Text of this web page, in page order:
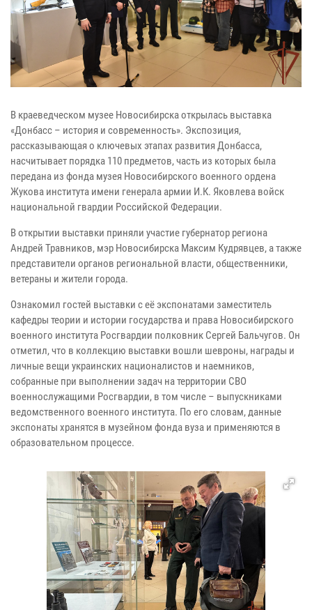
В краеведческом музее Новосибирска открылась выставка
«Донбасс – история и современность». Экспозиция,
рассказывающая о ключевых этапах развития Донбасса,
насчитывает порядка 110 предметов, часть из которых была
передана из фонда музея Новосибирского военного ордена
Жукова института имени генерала армии И.К. Яковлева войск
национальной гвардии Российской Федерации.
В открытии выставки приняли участие губернатор региона
Андрей Травников, мэр Новосибирска Максим Кудрявцев, а также
представители органов региональной власти, общественники,
ветераны и жители города.
Ознакомил гостей выставки с её экспонатами заместитель
кафедры теории и истории государства и права Новосибирского
военного института Росгвардии полковник Сергей Бальчугов. Он
отметил, что в коллекцию выставки вошли шевроны, награды и
личные вещи украинских националистов и наемников,
собранные при выполнении задач на территории СВО
военнослужащими Росгвардии, в том числе – выпускниками
ведомственного военного института. По его словам, данные
экспонаты хранятся в музейном фонда вуза и применяются в
образовательном процессе.